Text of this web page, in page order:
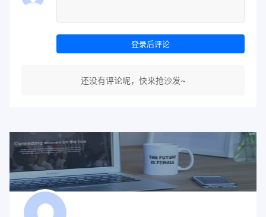
登录后评论
还没有评论呢，快来抢沙发~